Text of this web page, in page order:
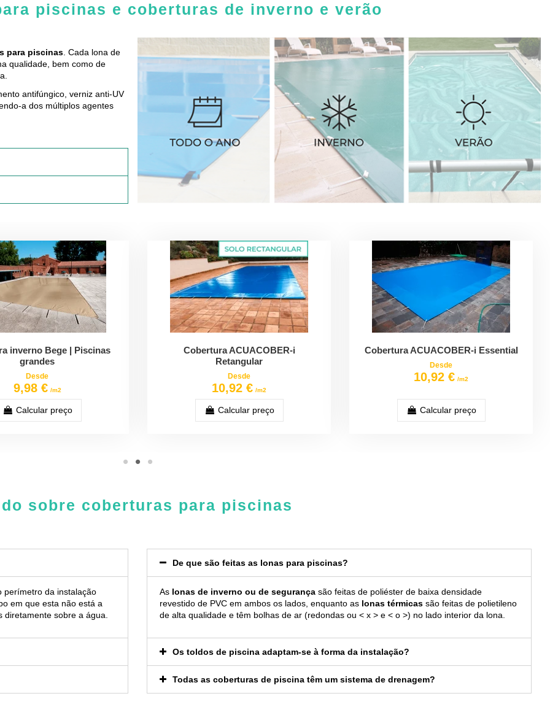
piscinas e coberturas de inverno e verão
para piscinas . Cada lona de
qualidade, bem como de
antifúngico, verniz anti-UV
a dos múltiplos agentes
inverno Bege | Piscinas
grandes
Desde
9,98 € /m2
Calcular preço
Cobertura ACUACOBER-i
Retangular
Desde
10,92 € /m2
Calcular preço
Cobertura ACUACOBER-i Essential
Desde
10,92 € /m2
Calcular preço
sobre coberturas para piscinas
perímetro da instalação
em que esta não está a
diretamente sobre a água.
De que são feitas as lonas para piscinas?
As lonas de inverno ou de segurança são feitas de poliéster de baixa densidade
revestido de PVC em ambos os lados, enquanto as lonas térmicas são feitas de polietileno
de alta qualidade e têm bolhas de ar (redondas ou < x > e < o >) no lado interior da lona.
Os toldos de piscina adaptam-se à forma da instalação?
Todas as coberturas de piscina têm um sistema de drenagem?